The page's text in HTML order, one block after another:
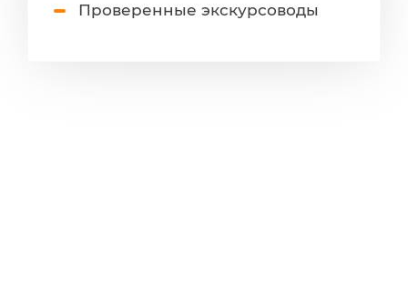
Проверенные экскурсоводы